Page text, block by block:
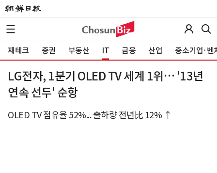
재테크 증권 부동산 IT 금융 산업 중소기업·벤
LG전자, 1분기 OLED TV 세계 1위… '13년
연속 선두' 순항
OLED TV 점유율 52%... 출하량 전년比 12% ↑